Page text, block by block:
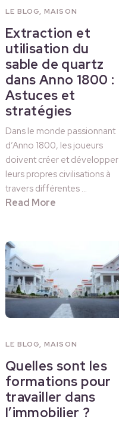
LE BLOG, MAISON
Extraction et
utilisation du
sable de quartz
dans Anno 1800 :
Astuces et
stratégies
Dans le monde passionnant
d’Anno 1800, les joueurs
doivent créer et développer
leurs propres civilisations à
travers différentes …
Read More
LE BLOG, MAISON
Quelles sont les
formations pour
travailler dans
l’immobilier ?